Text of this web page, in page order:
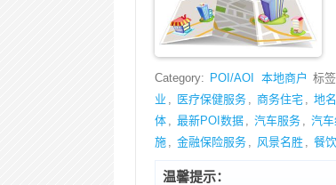
Category: POI/AOI 本地商户 标签
业 , 医疗保健服务 , 商务住宅 , 地
体 , 最新POI数据 , 汽车服务 , 汽
施 , 金融保险服务 , 风景名胜 , 餐
温馨提示：